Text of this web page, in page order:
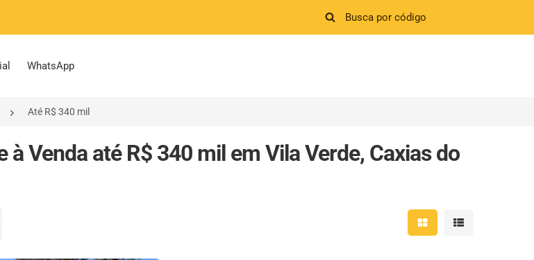
WhatsApp
Até R$ 340 mil
à Venda até R$ 340 mil em Vila Verde, Caxias do
Mostrar resultados em
Mostrar